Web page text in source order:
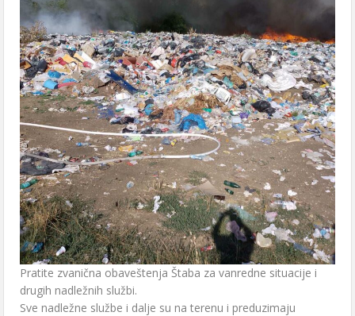
Pratite zvanična obaveštenja Štaba za vanredne situacije i
drugih nadležnih službi.
Sve nadležne službe i dalje su na terenu i preduzimaju